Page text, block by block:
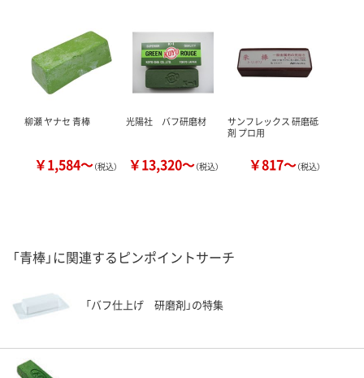
柳瀬 ヤナセ 青棒
￥1,584～（税込）
光陽社 バフ研磨材
￥13,320～（税込）
サンフレックス 研磨砥
剤 プロ用
￥817～（税込）
「青棒」に関連するピンポイントサーチ
「バフ仕上げ 研磨剤」の特集